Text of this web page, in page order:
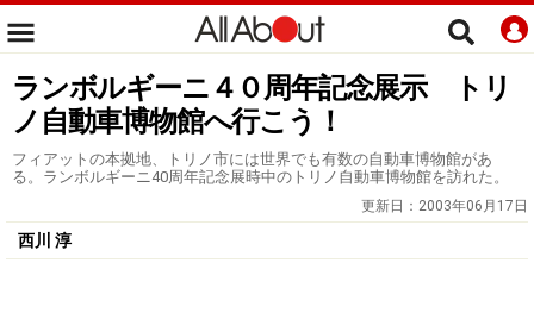
ランボルギーニ４０周年記念展示 トリ
ノ自動車博物館へ行こう！
フィアットの本拠地、トリノ市には世界でも有数の自動車博物館があ
る。ランボルギーニ40周年記念展時中のトリノ自動車博物館を訪れた。
更新日： 2003年06月17日
西川 淳